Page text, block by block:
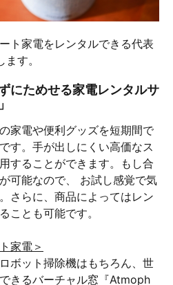
ト家電をレンタルできる代表
す。
にためせる家電レンタルサ
家電や便利グッズを短期間で
す。手が出しにくい高価なス
することができます。もし合
可能なので、 お試し感覚で気
さらに、商品によってはレン
ことも可能です。
家電＞
ボット掃除機はもちろん、世
きるバーチャル窓『Atmoph